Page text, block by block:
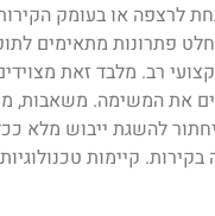
לרצפה או בעומק
פתרונות מתאימים
רב. מלבד זאת
את המשימה. משאבות,
להשגת ייבוש מלא
קיימות